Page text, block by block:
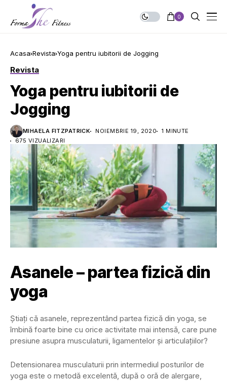
0
Acasa Revista Yoga pentru iubitorii de Jogging
Revista
Yoga pentru iubitorii de
Jogging
MIHAELA FITZPATRICK NOIEMBRIE 19, 2020
1 MINUTE
675 VIZUALIZARI
Asanele – partea fizică din
yoga
Știați că asanele, reprezentând partea fizică din yoga, se
îmbină foarte bine cu orice activitate mai intensă, care pune
presiune asupra musculaturii, ligamentelor și articulațiilor?
Detensionarea musculaturii prin intermediul posturilor de
yoga este o metodă excelentă, după o oră de alergare,